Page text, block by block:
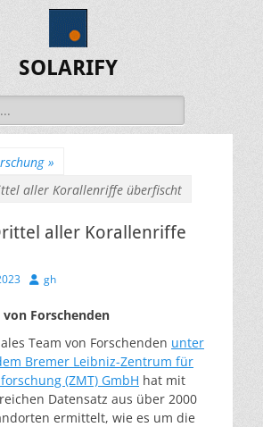
SOLARIFY
»
aller Korallenriffe überfischt
aller Korallenriffe
Autor
gh
Forschenden
Team von Forschenden unter
Bremer Leibniz-Zentrum für
(ZMT) GmbH hat mit
Datensatz aus über 2000
ermittelt, wie es um die